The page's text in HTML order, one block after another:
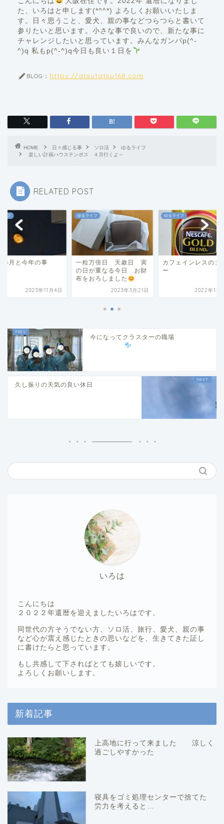
た、いろはと申します(*^^*) よろしくお願いいたしま
す。日々思うこと、愛犬、親の事などつらつらと書いて
参りたいと思います。小さな事で良いので、新たな事に
チャレンジしたいと思っています。みんなガンバp(^-
^)q 私もp(^-^)q今日も良い１日を
BLOG： https://atsutatsu168.com
HOME 日々感じる事 ソロ活
ゆるライフ
楽しい計画ハウステンボス ４月行くよ～
RELATED POST
イフ
の月と今年の事
2023年11月4日
ゆるライフ
一粒万倍日 天赦日 寅
の日が重なる今日 お財
布をおろしました
2023年3月21日
ゆるライフ
カフェインレスのコ
ー
2022年12
今になってクラスターの職場
久し振りの天気の良い休日
いろは
こんにちは
２０２２年還暦を迎えましたいろはです。
同世代の方そうでない方、ソロ活、旅行、愛犬、親の事
など心が震え感じたときの思いなどを、生きてきた証し
に書けたらと思っています。
もし共感して下さればとても嬉しいです。
よろしくお願いします。
新着記事
上高地に行って来ました 涼しく
過ごしやすかった
寝具をゴミ処理センターで捨てた
労力を考えると…